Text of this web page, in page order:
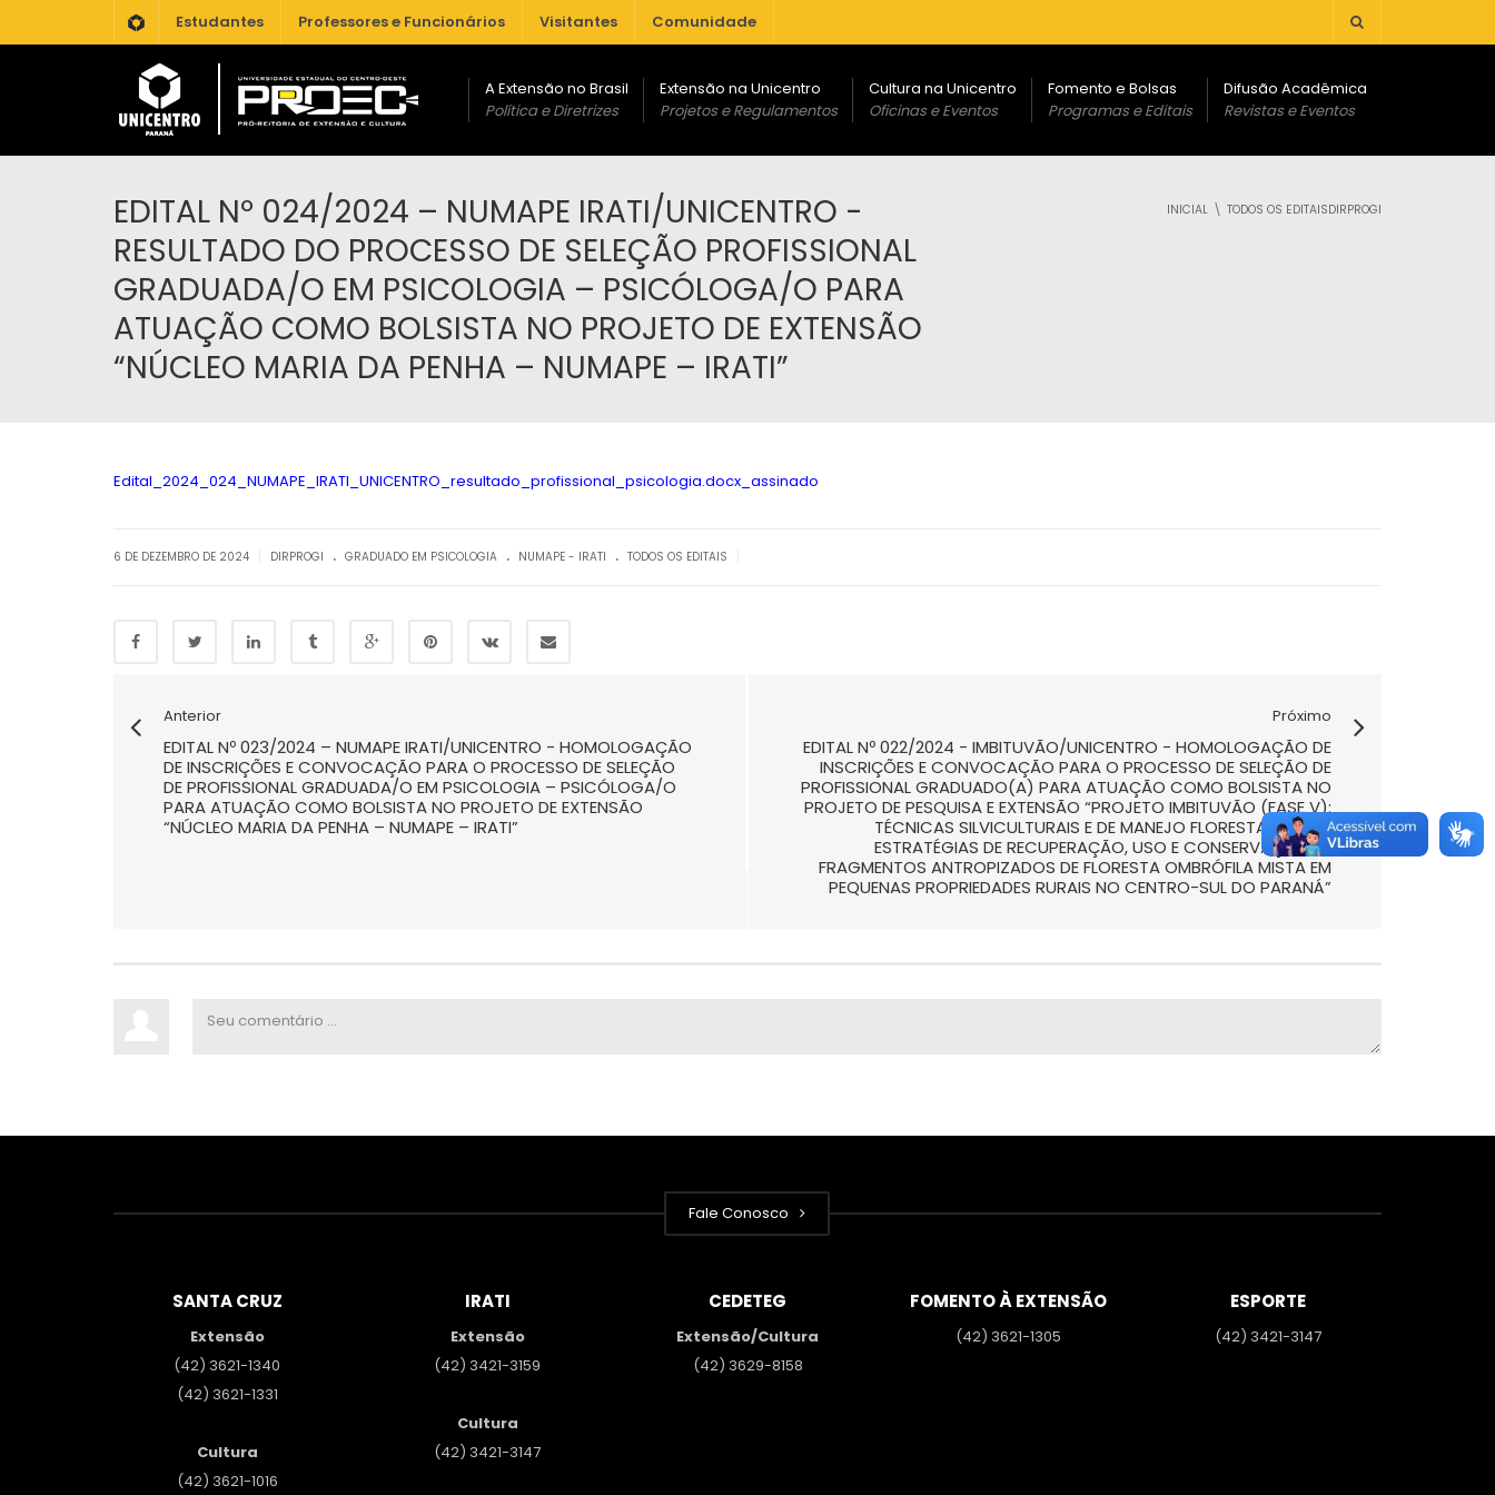
. Estudantes Professores e Funcionários Visitantes Comunidade
A Extensão no Brasil
Política e Diretrizes
Extensão na Unicentro
Projetos e Regulamentos
Cultura na Unicentro
Oficinas e Eventos
Fomento e Bolsas
Programas e Editais
Difusão Acadêmica
Revistas e Eventos
EDITAL Nº 024/2024 – NUMAPE IRATI/UNICENTRO -
RESULTADO DO PROCESSO DE SELEÇÃO PROFISSIONAL
GRADUADA/O EM PSICOLOGIA – PSICÓLOGA/O PARA
ATUAÇÃO COMO BOLSISTA NO PROJETO DE EXTENSÃO
“NÚCLEO MARIA DA PENHA – NUMAPE – IRATI”
INICIAL TODOS OS EDITAISDIRPROGI
Edital_2024_024_NUMAPE_IRATI_UNICENTRO_resultado_profissional_psicologia.docx_assinado
6 DE DEZEMBRO DE 2024 DIRPROGI . GRADUADO EM PSICOLOGIA . NUMAPE - IRATI . TODOS OS EDITAIS
Anterior
EDITAL Nº 023/2024 – NUMAPE IRATI/UNICENTRO - HOMOLOGAÇÃO
DE INSCRIÇÕES E CONVOCAÇÃO PARA O PROCESSO DE SELEÇÃO
DE PROFISSIONAL GRADUADA/O EM PSICOLOGIA – PSICÓLOGA/O
PARA ATUAÇÃO COMO BOLSISTA NO PROJETO DE EXTENSÃO
“NÚCLEO MARIA DA PENHA – NUMAPE – IRATI”
Próximo
EDITAL Nº 022/2024 - IMBITUVÃO/UNICENTRO - HOMOLOGAÇÃO DE
INSCRIÇÕES E CONVOCAÇÃO PARA O PROCESSO DE SELEÇÃO DE
PROFISSIONAL GRADUADO(A) PARA ATUAÇÃO COMO BOLSISTA NO
PROJETO DE PESQUISA E EXTENSÃO “PROJETO IMBITUVÃO (FASE V):
TÉCNICAS SILVICULTURAIS E DE MANEJO FLORESTAL COMO
ESTRATÉGIAS DE RECUPERAÇÃO, USO E CONSERVAÇÃO DE
FRAGMENTOS ANTROPIZADOS DE FLORESTA OMBRÓFILA MISTA EM
PEQUENAS PROPRIEDADES RURAIS NO CENTRO-SUL DO PARANÁ”
Fale Conosco
SANTA CRUZ
Extensão
(42) 3621-1340
(42) 3621-1331
Cultura
(42) 3621-1016
IRATI
Extensão
(42) 3421-3159
Cultura
(42) 3421-3147
CEDETEG
Extensão/Cultura
(42) 3629-8158
FOMENTO À EXTENSÃO
(42) 3621-1305
ESPORTE
(42) 3421-3147